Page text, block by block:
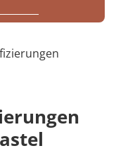
Bernkastel